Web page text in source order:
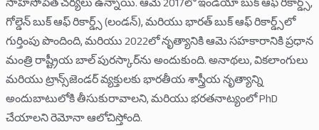
సాహసోపేత చర్యలు ఉన్నాయి. ఆమె 2017లో ఇండియా బుక్ ఆఫ్ రికార్డ్స్,
గోల్డెన్ బుక్ ఆఫ్ రికార్డ్స్ (లండన్), మరియు భారత్ బుక్ ఆఫ్ రికార్డ్స్‌లో
గుర్తింపు పొందింది, మరియు 2022లో నృత్యానికి ఆమె సహకారానికి ప్రధాన
మంత్రి రాష్ట్రీయ బాల్ పురస్కార్‌ను అందుకుంది. అనాథలు, వికలాంగులు
మరియు ట్రాన్స్‌జెండర్ వ్యక్తులకు భారతీయ శాస్త్రీయ నృత్యాన్ని
అందుబాటులోకి తీసుకురావాలని, మరియు భరతనాట్యంలో PhD
చేయాలని రెమోనా ఆలోచిస్తోంది.